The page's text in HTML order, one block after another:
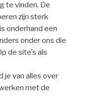
te vinden. De
zijn sterk
onderhand een
onder ons die
de site’s als
je van alles over
met de